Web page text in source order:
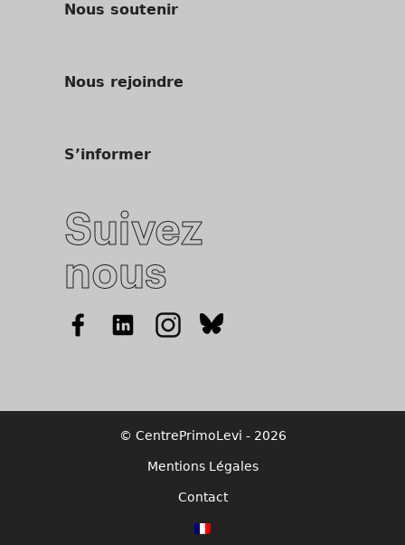
Nous soutenir
Nous rejoindre
S’informer
Suivez
nous
© CentrePrimoLevi - 2026
Mentions Légales
Contact